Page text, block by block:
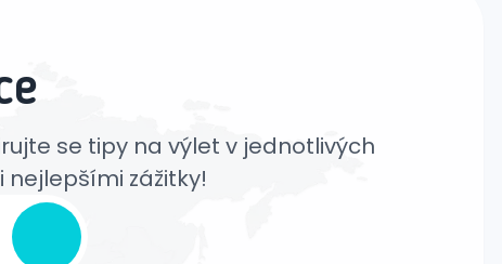
se tipy na výlet v jednotlivých
zážitky!